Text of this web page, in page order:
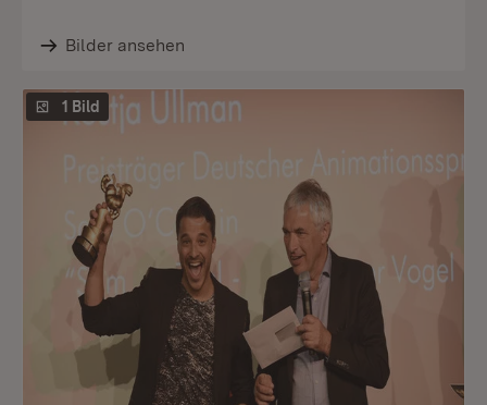
Bilder ansehen
1 Bild